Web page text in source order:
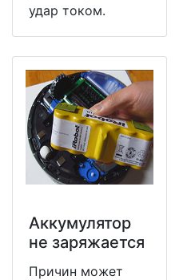
удар током.
Аккумулятор
не заряжается
Причин может